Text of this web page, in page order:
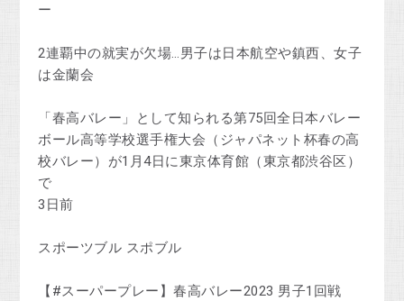
ー
2連覇中の就実が欠場…男子は日本航空や鎮西、女子
は金蘭会
「春高バレー」として知られる第75回全日本バレー
ボール高等学校選手権大会（ジャパネット杯春の高
校バレー）が1月4日に東京体育館（東京都渋谷区）
で
3日前
スポーツブル スポブル
【#スーパープレー】春高バレー2023 男子1回戦